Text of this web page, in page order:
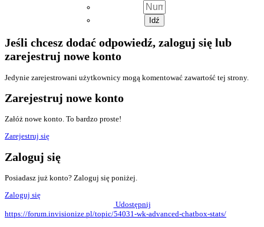
Jeśli chcesz dodać odpowiedź, zaloguj się lub
zarejestruj nowe konto
Jedynie zarejestrowani użytkownicy mogą komentować zawartość tej strony.
Zarejestruj nowe konto
Załóż nowe konto. To bardzo proste!
Zarejestruj się
Zaloguj się
Posiadasz już konto? Zaloguj się poniżej.
Zaloguj się
Udostępnij
https://forum.invisionize.pl/topic/54031-wk-advanced-chatbox-stats/